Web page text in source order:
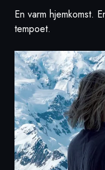
En varm hjemkomst.
tempoet.